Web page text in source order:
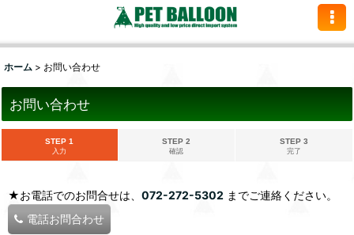
ホーム > お問い合わせ
お問い合わせ
STEP 1
入力
STEP 2
確認
STEP 3
完了
★お電話でのお問合せは、 072-272-5302 までご連絡ください。
電話お問合わせ